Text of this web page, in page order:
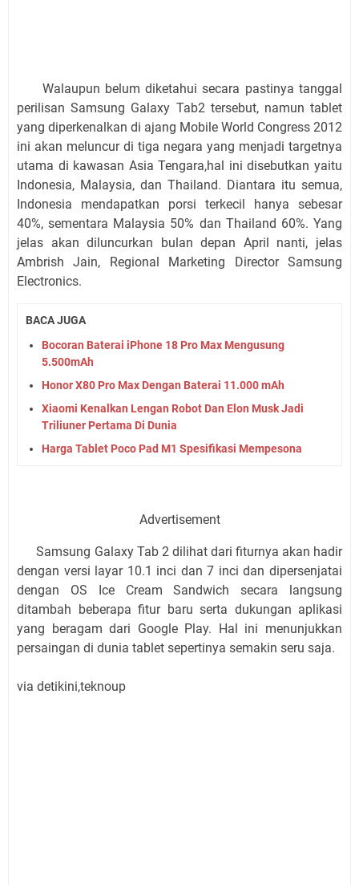
Walaupun belum diketahui secara pastinya tanggal
perilisan Samsung Galaxy Tab2 tersebut, namun tablet
yang diperkenalkan di ajang Mobile World Congress 2012
ini akan meluncur di tiga negara yang menjadi targetnya
utama di kawasan Asia Tengara,hal ini disebutkan yaitu
Indonesia, Malaysia, dan Thailand. Diantara itu semua,
Indonesia mendapatkan porsi terkecil hanya sebesar
40%, sementara Malaysia 50% dan Thailand 60%. Yang
jelas akan diluncurkan bulan depan April nanti, jelas
Ambrish Jain, Regional Marketing Director Samsung
Electronics.
BACA JUGA
Bocoran Baterai iPhone 18 Pro Max Mengusung
5.500mAh
Honor X80 Pro Max Dengan Baterai 11.000 mAh
Xiaomi Kenalkan Lengan Robot Dan Elon Musk Jadi
Triliuner Pertama Di Dunia
Harga Tablet Poco Pad M1 Spesifikasi Mempesona
Advertisement
Samsung Galaxy Tab 2 dilihat dari fiturnya akan hadir
dengan versi layar 10.1 inci dan 7 inci dan dipersenjatai
dengan OS Ice Cream Sandwich secara langsung
ditambah beberapa fitur baru serta dukungan aplikasi
yang beragam dari Google Play. Hal ini menunjukkan
persaingan di dunia tablet sepertinya semakin seru saja.
via detikini,teknoup